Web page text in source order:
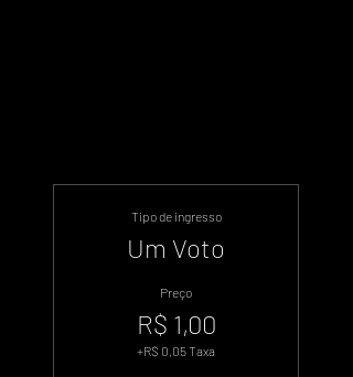
Tipo de ingresso
Um Voto
Preço
R$ 1,00
+R$ 0,05 Taxa